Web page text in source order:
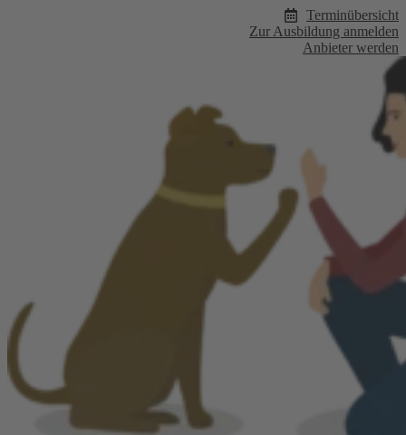
Terminübersicht
Zur Ausbildung anmelden
Anbieter werden